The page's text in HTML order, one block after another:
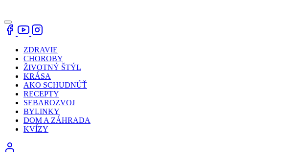
ZDRAVIE
CHOROBY
ŽIVOTNÝ ŠTÝL
KRÁSA
AKO SCHUDNÚŤ
RECEPTY
SEBAROZVOJ
BYLINKY
DOM A ZÁHRADA
KVÍZY